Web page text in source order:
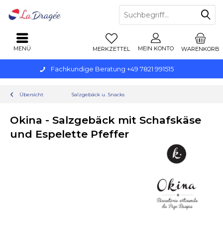
Fachkundige Beratung +49 7821 991515
WARENKORB
MERKZETTEL MEIN KONTO
MENÜ
Übersicht Salzgebäck u. Snacks
Okina - Salzgebäck mit Schafskäse
und Espelette Pfeffer